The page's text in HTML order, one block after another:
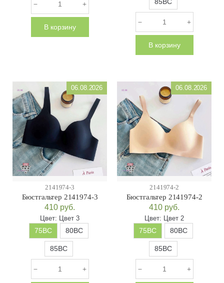
В корзину
В корзину
06.08.2026
2141974-3
Бюстгальтер 2141974-3
410 руб.
Цвет: Цвет 3
75BC 80BC
85BC
06.08.2026
2141974-2
Бюстгальтер 2141974-2
410 руб.
Цвет: Цвет 2
75BC 80BC
85BC